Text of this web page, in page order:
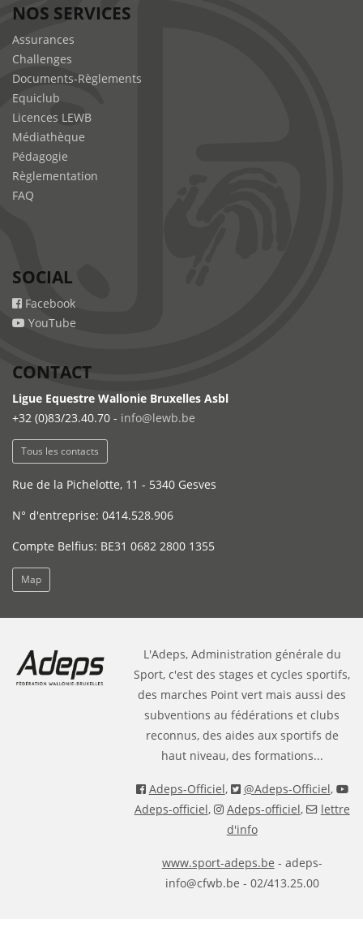
NOS SERVICES
Assurances
Challenges
Documents-Règlements
Equiclub
Licences LEWB
Médiathèque
Pédagogie
Règlementation
FAQ
SOCIAL
Facebook
YouTube
CONTACT
Ligue Equestre Wallonie Bruxelles Asbl
+32 (0)83/23.40.70 - info@lewb.be
Tous les contacts
Rue de la Pichelotte, 11 - 5340 Gesves
N° d'entreprise: 0414.528.906
Compte Belfius: BE31 0682 2800 1355
Map
L'Adeps, Administration générale du
Sport, c'est des stages et cycles sportifs,
des marches Point vert mais aussi des
subventions au fédérations et clubs
reconnus, des aides aux sportifs de
haut niveau, des formations...
Adeps-Officiel, @Adeps-Officiel,
Adeps-officiel, Adeps-officiel,
lettre
d'info
www.sport-adeps.be - adeps-
info@cfwb.be - 02/413.25.00